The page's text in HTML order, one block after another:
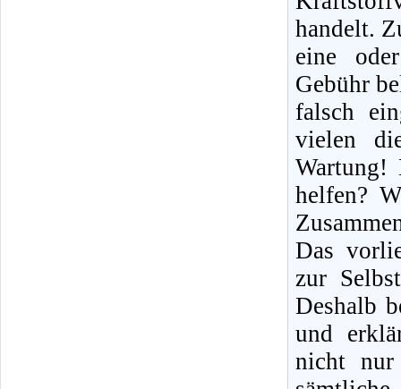
handelt.
eine
Gebühr
falsch
vielen
Wartung!
helfen?
Das
zur
Deshalb
und
nicht